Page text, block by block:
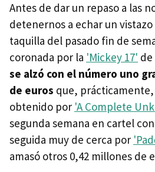
Antes de dar un repaso a las
detenernos a echar un
taquilla del pasado fin de
coronada por la 'Mickey 17'
se alzó con el número uno
de euros que,
obtenido por 'A Complete
segunda semana en cartel
seguida muy de cerca por
amasó otros 0,42 millones de